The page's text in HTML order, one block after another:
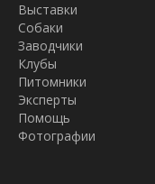
Выставки
Собаки
Заводчики
Клубы
Питомники
Эксперты
Помощь
Фотографии